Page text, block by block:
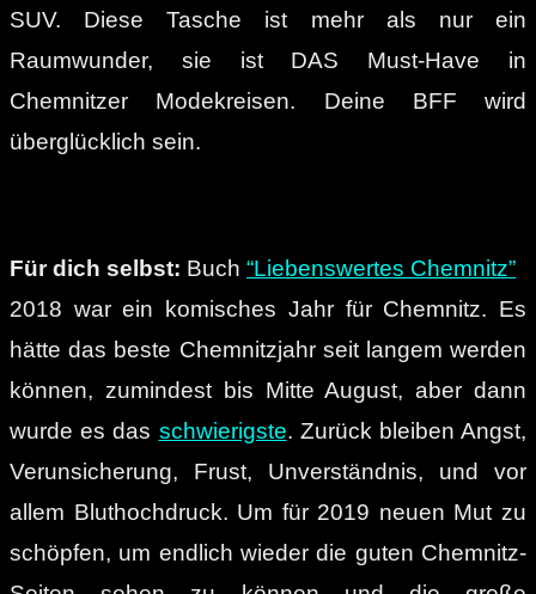
SUV. Diese Tasche ist mehr als nur ein
Raumwunder, sie ist DAS Must-Have in
Chemnitzer Modekreisen. Deine BFF wird
überglücklich sein.
Für dich selbst: Buch “Liebenswertes Chemnitz”
2018 war ein komisches Jahr für Chemnitz. Es
hätte das beste Chemnitzjahr seit langem werden
können, zumindest bis Mitte August, aber dann
wurde es das schwierigste. Zurück bleiben Angst,
Verunsicherung, Frust, Unverständnis, und vor
allem Bluthochdruck. Um für 2019 neuen Mut zu
schöpfen, um endlich wieder die guten Chemnitz-